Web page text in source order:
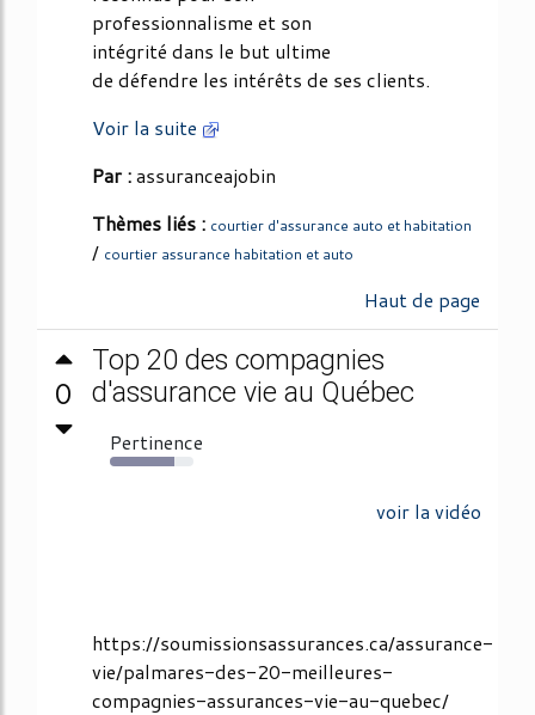
professionnalisme et son
intégrité dans le but ultime
de défendre les intérêts de ses clients.
Voir la suite
Par :assuranceajobin
Thèmes liés : courtier d'assurance auto et habitation
/ courtier assurance habitation et auto
Haut de page
0
Top 20 des compagnies
d'assurance vie au Québec
Pertinence
77%
voir la vidéo
https://soumissionsassurances.ca/assurance-
vie/palmares-des-20-meilleures-
compagnies-assurances-vie-au-quebec/